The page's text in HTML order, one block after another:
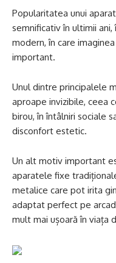
Popularitatea unui
semnificativ în ultimii
modern, în care
important.
Unul dintre principalele
aproape invizibile, ceea
birou, în întâlniri sociale
disconfort estetic.
Un alt motiv important
aparatele fixe
metalice care pot irita
adaptat perfect pe
mult mai ușoară în viața